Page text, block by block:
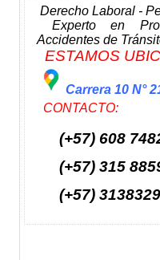
Derecho Laboral -
Experto en
Accidentes de
ESTAMOS
Carrera 10 N°
CONTACTO:
(+57) 608
(+57) 315
(+57)